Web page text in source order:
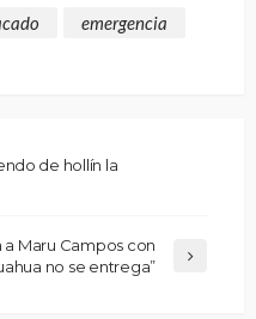
emergencia
de hollín la
a Maru Campos con
no se entrega”